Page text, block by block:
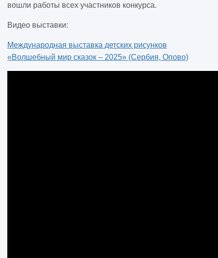
вошли работы всех участников конкурса.
Видео выставки:
Международная выставка детских рисунков
«Волшебный мир сказок – 2025» (Сербия, Опово)